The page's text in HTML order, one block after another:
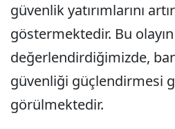
güvenlik yatırımlarını
göstermektedir. Bu olayın
değerlendirdiğimizde,
güvenliği güçlendirmesi
görülmektedir.